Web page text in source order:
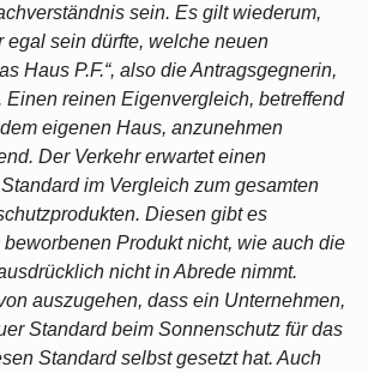
sein. Es gilt wiederum,
egal sein dürfte, welche neuen
Haus P.F.“, also die Antragsgegnerin,
Einen reinen Eigenvergleich, betreffend
eigenen Haus, anzunehmen
Der Verkehr erwartet einen
im Vergleich zum gesamten
Diesen gibt es
Produkt nicht, wie auch die
nicht in Abrede nimmt.
auszugehen, dass ein Unternehmen,
Standard beim Sonnenschutz für das
Standard selbst gesetzt hat. Auch